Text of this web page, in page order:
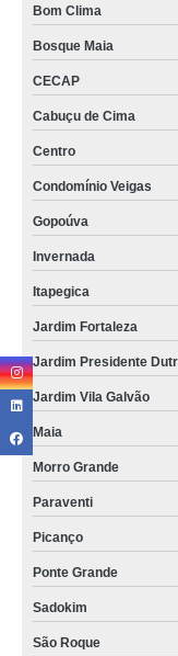
Bom Clima
Bosque Maia
CECAP
Cabuçu de Cima
Centro
Condomínio Veigas
Gopoúva
Invernada
Itapegica
Jardim Fortaleza
Jardim Presidente
Jardim Vila Galvão
Maia
Morro Grande
Paraventi
Picanço
Ponte Grande
Sadokim
São Roque